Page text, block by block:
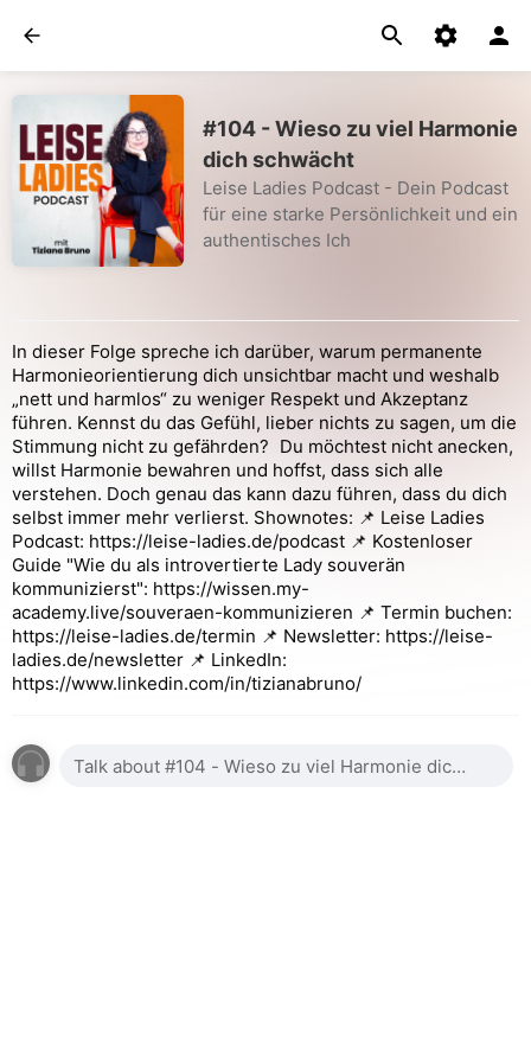
#104 - Wieso zu viel Harmonie
dich schwächt
Leise Ladies Podcast - Dein Podcast
für eine starke Persönlichkeit und ein
authentisches Ich
In dieser Folge spreche ich darüber, warum permanente
Harmonieorientierung dich unsichtbar macht und weshalb
„nett und harmlos“ zu weniger Respekt und Akzeptanz
führen. Kennst du das Gefühl, lieber nichts zu sagen, um die
Stimmung nicht zu gefährden? Du möchtest nicht anecken,
willst Harmonie bewahren und hoffst, dass sich alle
verstehen. Doch genau das kann dazu führen, dass du dich
selbst immer mehr verlierst. Shownotes: 📌 Leise Ladies
Podcast: https://leise-ladies.de/podcast 📌 Kostenloser
Guide "Wie du als introvertierte Lady souverän
kommunizierst": https://wissen.my-
academy.live/souveraen-kommunizieren 📌 Termin buchen:
https://leise-ladies.de/termin 📌 Newsletter: https://leise-
ladies.de/newsletter 📌 LinkedIn:
https://www.linkedin.com/in/tizianabruno/